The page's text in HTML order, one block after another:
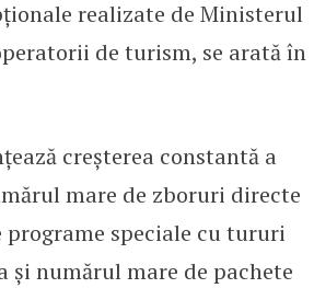
realizate de Ministerul
de turism, se arată în
creșterea constantă a
mare de zboruri directe
programe speciale cu tururi
numărul mare de pachete